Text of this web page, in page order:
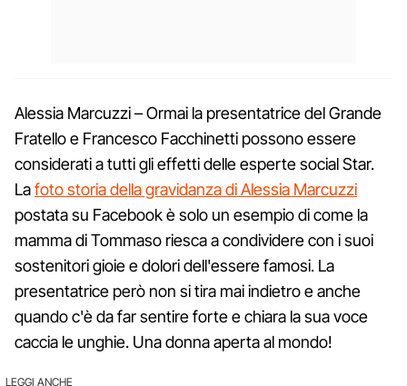
Alessia Marcuzzi – Ormai la presentatrice del Grande
Fratello e Francesco Facchinetti possono essere
considerati a tutti gli effetti delle esperte social Star.
Lafoto storia della gravidanza di Alessia Marcuzzi
postata su Facebook è solo un esempio di come la
mamma di Tommaso riesca a condividere con i suoi
sostenitori gioie e dolori dell'essere famosi. La
presentatrice però non si tira mai indietro e anche
quando c'è da far sentire forte e chiara la sua voce
caccia le unghie. Una donna aperta al mondo!
LEGGI ANCHE